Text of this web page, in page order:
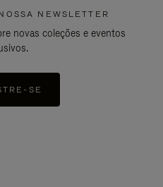
NEWSLETTER
novas coleções e eventos
SE